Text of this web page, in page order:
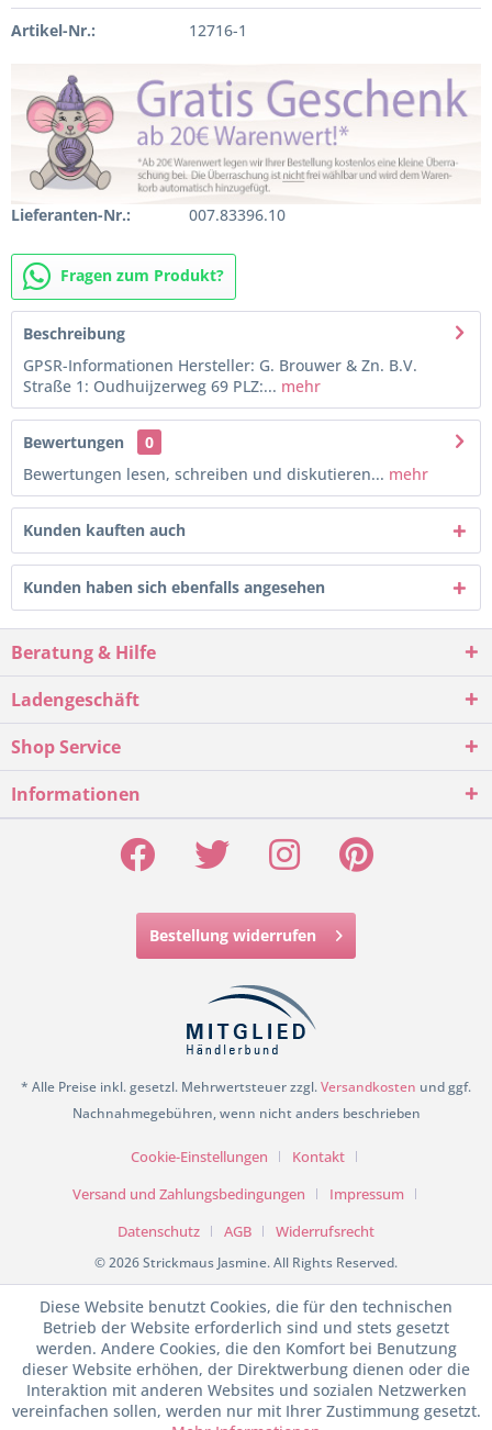
Artikel-Nr.: 12716-1
Lieferanten-Nr.: 007.83396.10
Fragen zum Produkt?
Beschreibung
GPSR-Informationen Hersteller: G. Brouwer & Zn. B.V.
Straße 1: Oudhuijzerweg 69 PLZ:... mehr
Bewertungen
0
Bewertungen lesen, schreiben und diskutieren... mehr
Kunden kauften auch
Kunden haben sich ebenfalls angesehen
Beratung & Hilfe
Ladengeschäft
Shop Service
Informationen
Bestellung widerrufen
* Alle Preise inkl. gesetzl. Mehrwertsteuer zzgl.Versandkosten und ggf.
Nachnahmegebühren, wenn nicht anders beschrieben
Cookie-Einstellungen
Kontakt
Versand und Zahlungsbedingungen
Impressum
Datenschutz
AGB Widerrufsrecht
© 2026 Strickmaus Jasmine. All Rights Reserved.
Diese Website benutzt Cookies, die für den technischen
Betrieb der Website erforderlich sind und stets gesetzt
werden. Andere Cookies, die den Komfort bei Benutzung
dieser Website erhöhen, der Direktwerbung dienen oder die
Interaktion mit anderen Websites und sozialen Netzwerken
vereinfachen sollen, werden nur mit Ihrer Zustimmung gesetzt.